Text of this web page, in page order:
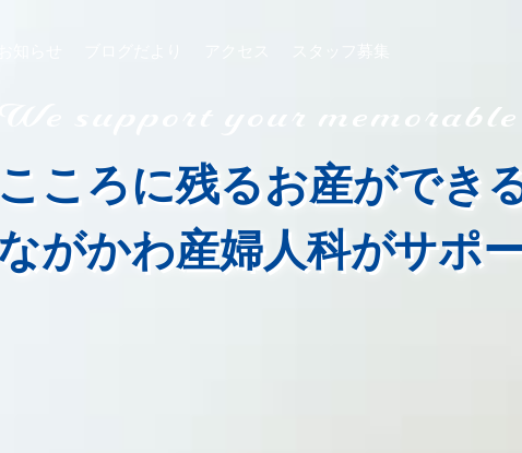
We support your
こころに残るお産ができ
がかわ産婦人科がサポ